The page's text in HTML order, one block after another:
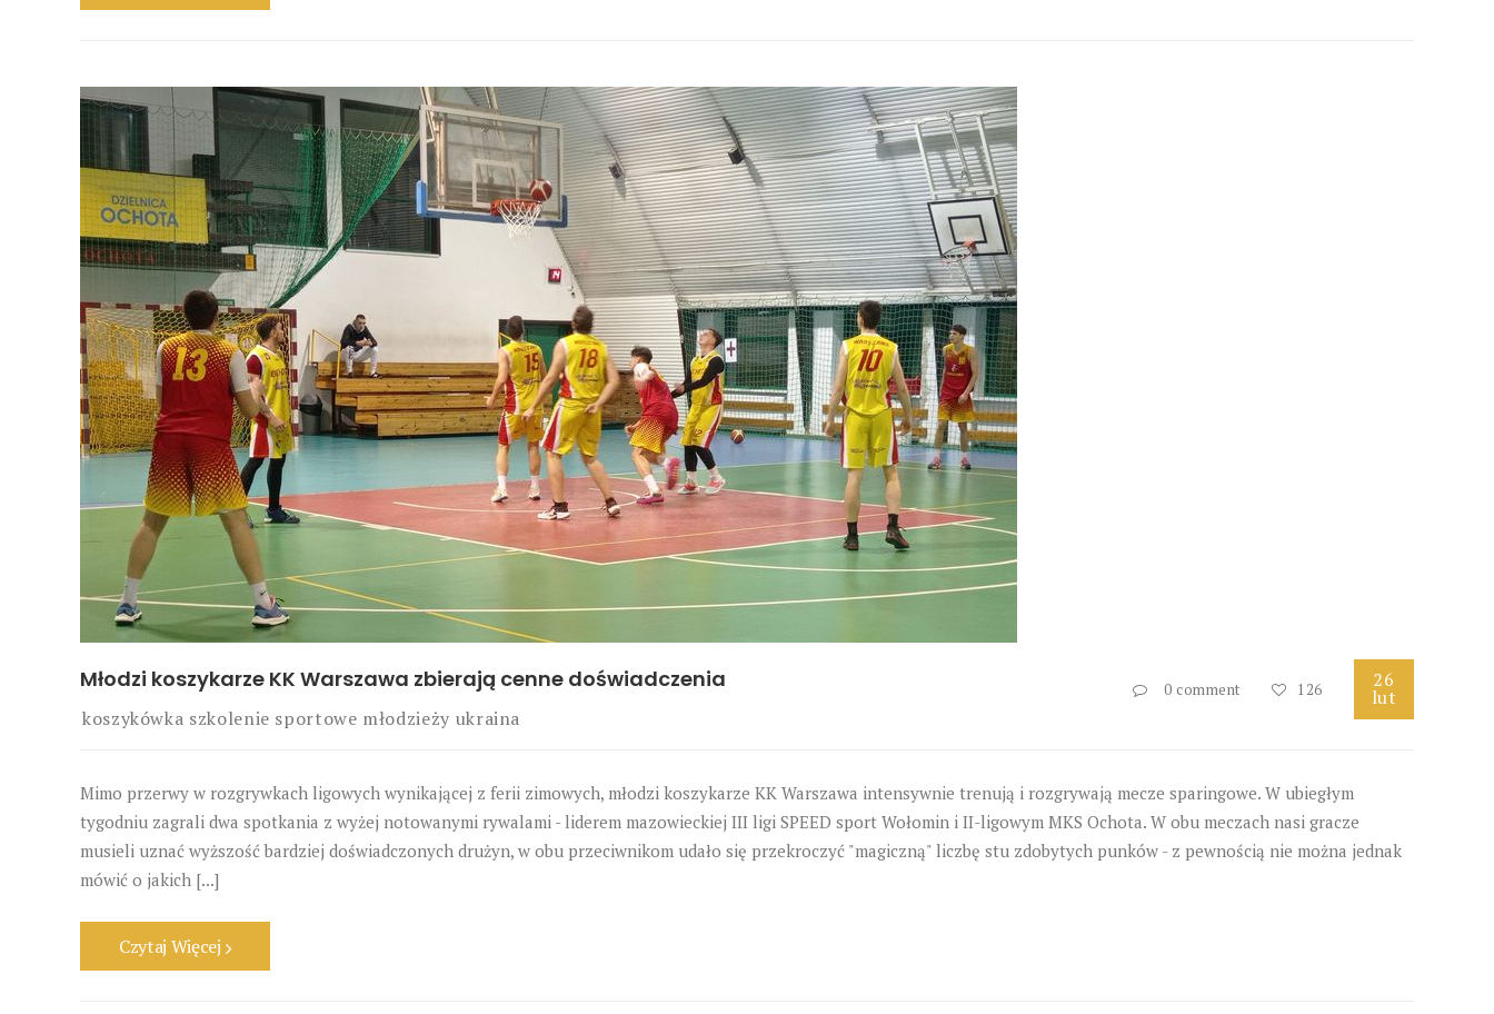
Młodzi koszykarze KK Warszawa zbierają cenne doświadczenia
koszykówka szkolenie sportowe młodzieży ukraina
0 comment 126 26
lut
Mimo przerwy w rozgrywkach ligowych wynikającej z ferii zimowych, młodzi koszykarze KK Warszawa intensywnie trenują i rozgrywają mecze sparingowe. W ubiegłym
tygodniu zagrali dwa spotkania z wyżej notowanymi rywalami - liderem mazowieckiej III ligi SPEED sport Wołomin i II-ligowym MKS Ochota. W obu meczach nasi gracze
musieli uznać wyższość bardziej doświadczonych drużyn, w obu przeciwnikom udało się przekroczyć "magiczną" liczbę stu zdobytych punków - z pewnością nie można jednak
mówić o jakich [...]
Czytaj Więcej